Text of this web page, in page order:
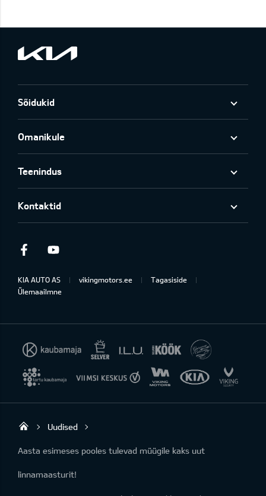
Sõidukid
Omanikule
Teenindus
Kontaktid
Facebook
KIA AUTO AS vikingmotors.ee
Tagasiside
Ülemaailmne
Viking Motors - Kia müük, hooldus ja
Uudised
Aasta esimeses pooles tulevad müügile kaks uut
linnamaasturit!